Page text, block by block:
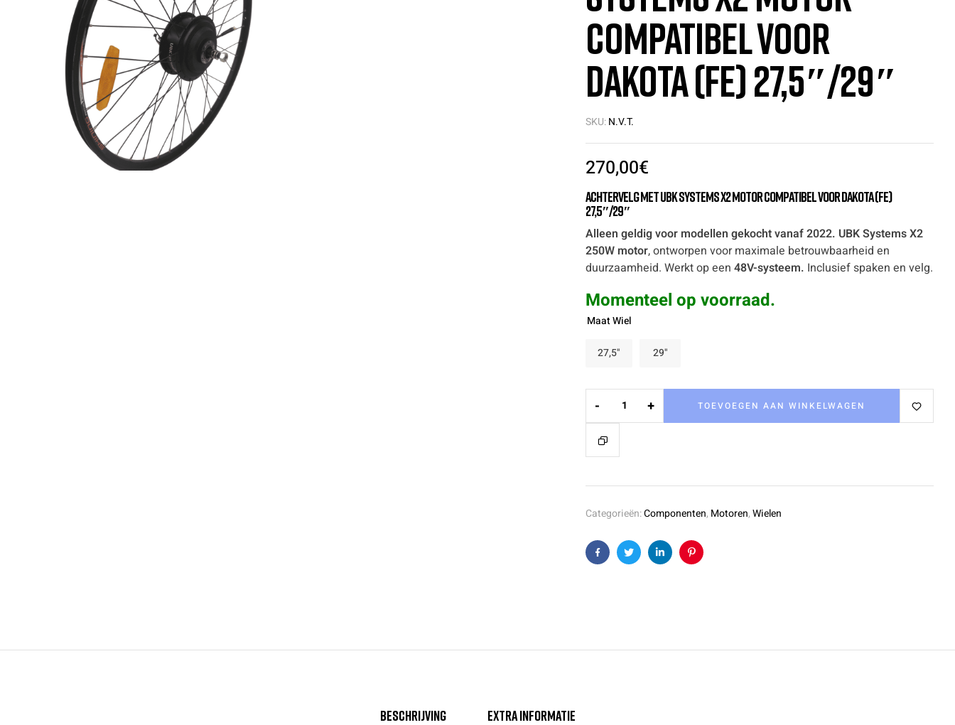
compatibel voor
Dakota (FE) 27,5″/29″
SKU:N.V.T.
270,00€
Achtervelg met UBK Systems X2 motor compatibel voor Dakota (FE)
27,5″/29″
Alleen geldig voor modellen gekocht vanaf 2022. UBK Systems X2
250W motor, ontworpen voor maximale betrouwbaarheid en
duurzaamheid. Werkt op een 48V-systeem. Inclusief spaken en velg.
Momenteel op voorraad.
Maat Wiel
27,5" 29"
- + TOEVOEGEN AAN WINKELWAGEN
Categorieën:Componenten, Motoren,Wielen
FacebookTwitterLinkedinPinterest
Beschrijving Extra informatie